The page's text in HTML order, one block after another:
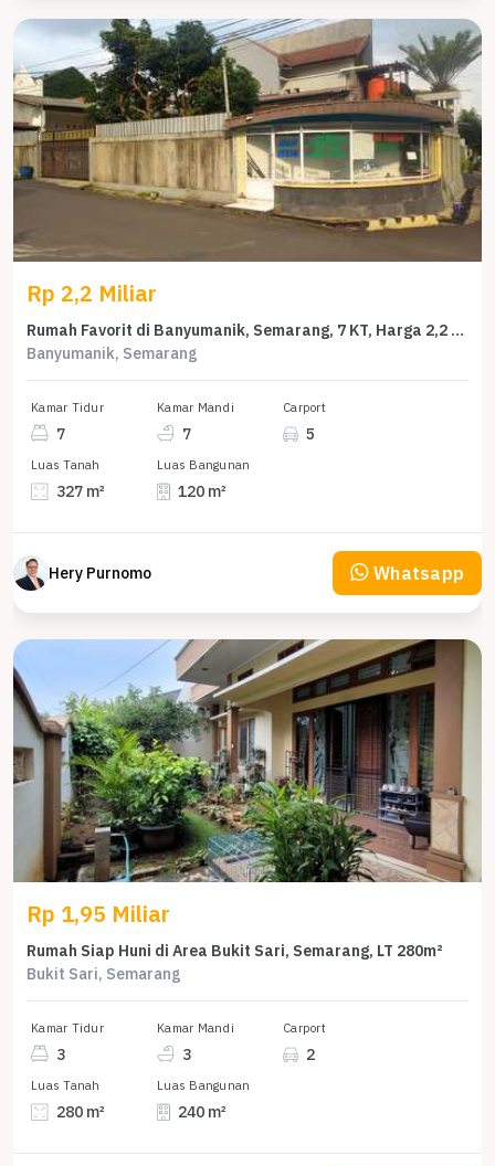
Rp 2,2 Miliar
Rumah Favorit di Banyumanik, Semarang, 7 KT, Harga 2,2 Miliar
Banyumanik, Semarang
Kamar Tidur
7
Kamar Mandi
7
Carport
5
Luas Tanah
327 m²
Luas Bangunan
120 m²
Hery Purnomo Whatsapp
Rp 1,95 Miliar
Rumah Siap Huni di Area Bukit Sari, Semarang, LT 280m²
Bukit Sari, Semarang
Kamar Tidur
3
Kamar Mandi
3
Carport
2
Luas Tanah
280 m²
Luas Bangunan
240 m²